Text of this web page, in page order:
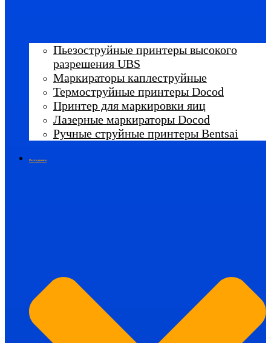
Пьезоструйные принтеры высокого
разрешения UBS
Маркираторы каплеструйные
Термоструйные принтеры Docod
Принтер для маркировки яиц
Лазерные маркираторы Docod
Ручные струйные принтеры Bentsai
Расходники